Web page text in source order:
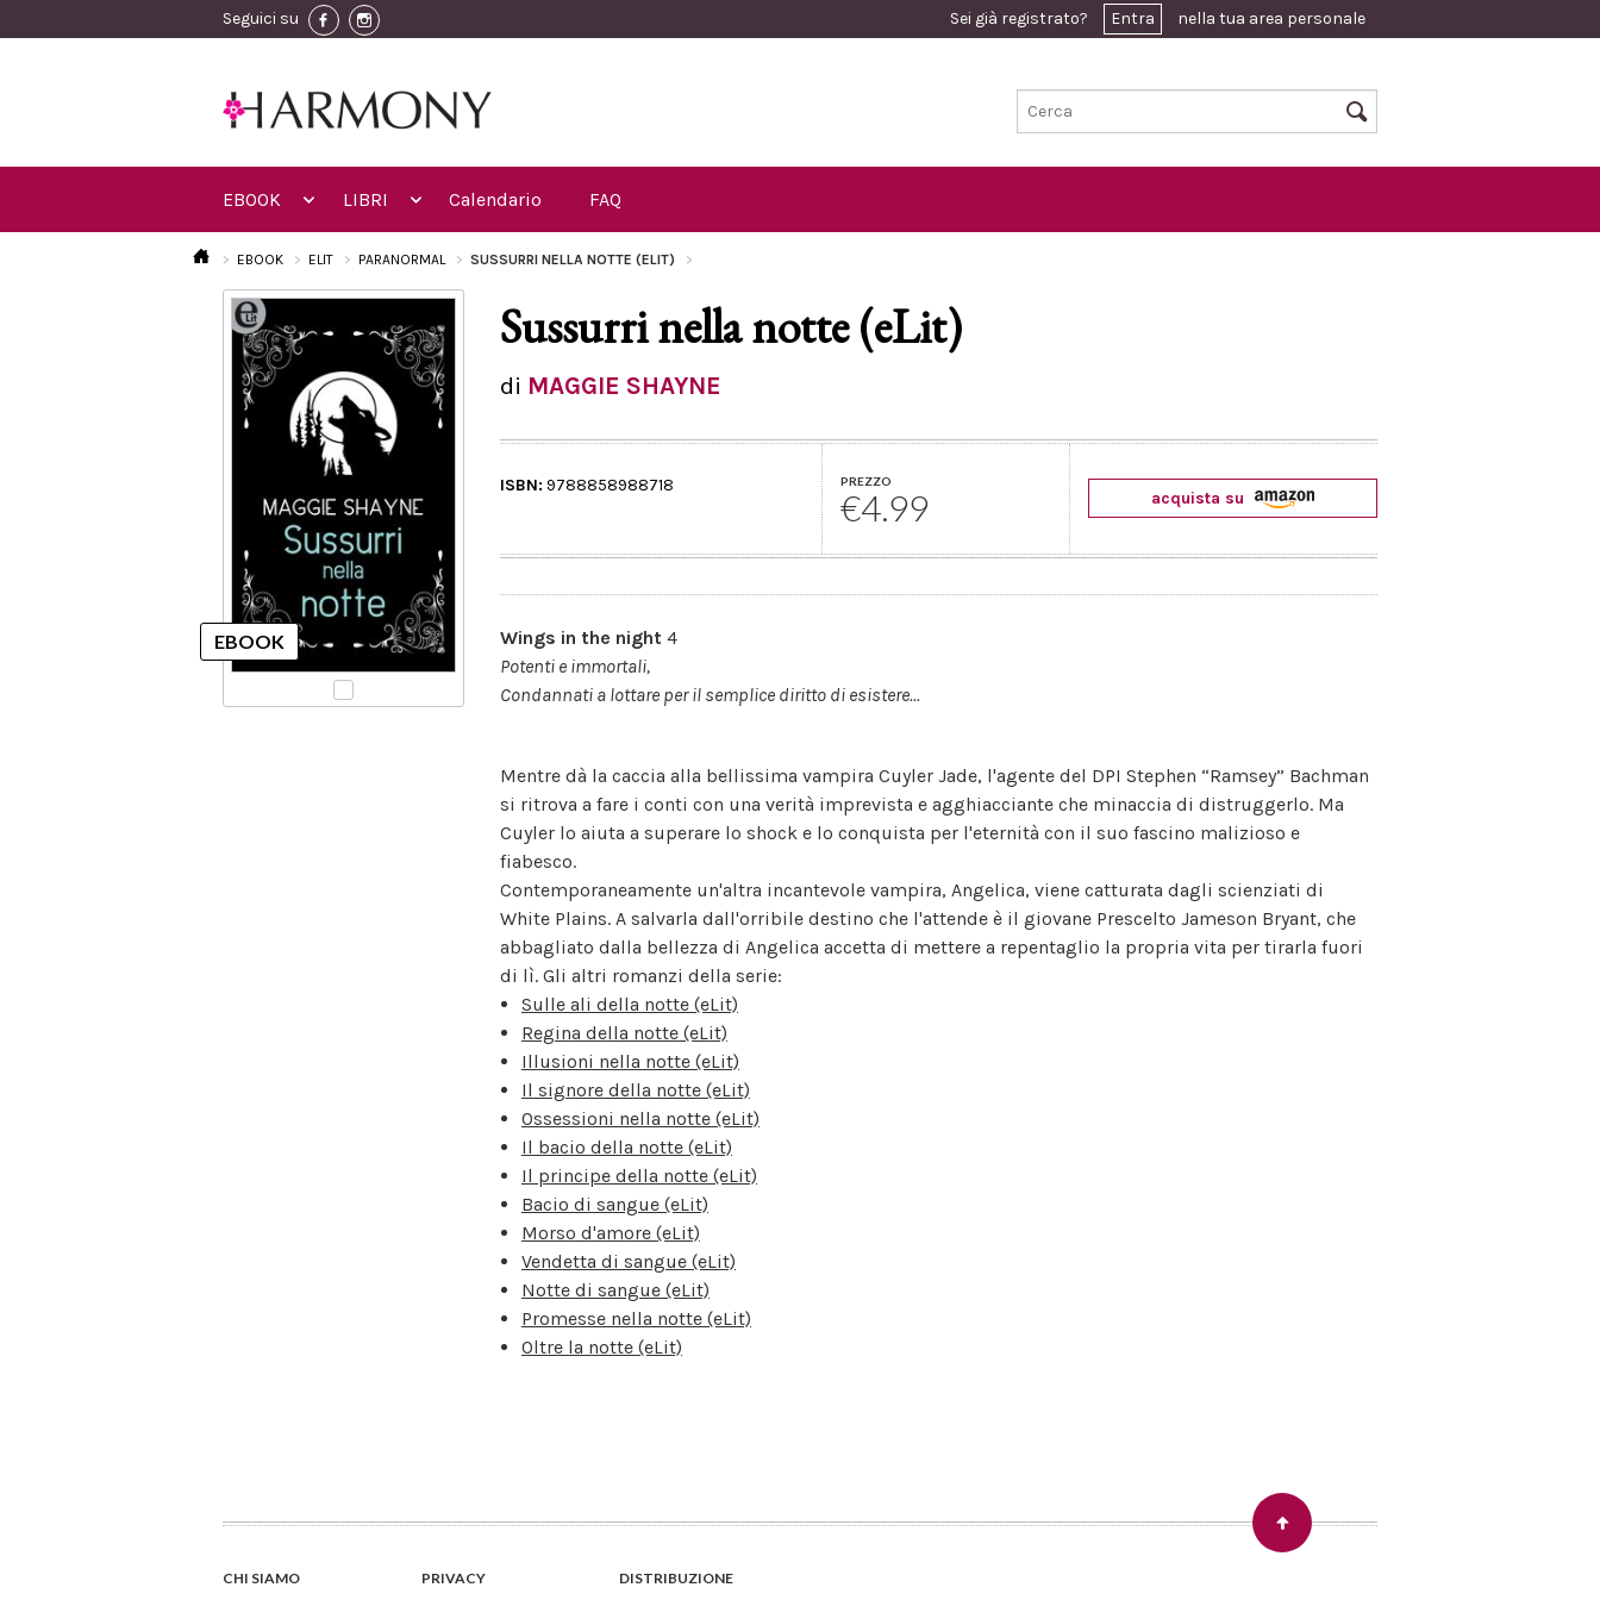
Seguici su Sei già registrato? Entra nella tua area personale
EBOOK LIBRI Calendario FAQ
EBOOK ELIT PARANORMAL SUSSURRI NELLA NOTTE (ELIT)
Sussurri nella notte (eLit)
di MAGGIE SHAYNE
ISBN: 9788858988718 PREZZO
€4.99 acquista su
Wings in the night 4
Potenti e immortali,
Condannati a lottare per il semplice diritto di esistere...
Mentre dà la caccia alla bellissima vampira Cuyler Jade, l'agente del DPI Stephen “Ramsey” Bachman
si ritrova a fare i conti con una verità imprevista e agghiacciante che minaccia di distruggerlo. Ma
Cuyler lo aiuta a superare lo shock e lo conquista per l'eternità con il suo fascino malizioso e
fiabesco.
Contemporaneamente un'altra incantevole vampira, Angelica, viene catturata dagli scienziati di
White Plains. A salvarla dall'orribile destino che l'attende è il giovane Prescelto Jameson Bryant, che
abbagliato dalla bellezza di Angelica accetta di mettere a repentaglio la propria vita per tirarla fuori
di lì. Gli altri romanzi della serie:
Sulle ali della notte (eLit)
Regina della notte (eLit)
Illusioni nella notte (eLit)
Il signore della notte (eLit)
Ossessioni nella notte (eLit)
Il bacio della notte (eLit)
Il principe della notte (eLit)
Bacio di sangue (eLit)
Morso d'amore (eLit)
Vendetta di sangue (eLit)
Notte di sangue (eLit)
Promesse nella notte (eLit)
Oltre la notte (eLit)
CHI SIAMO
PRIVACY
DISTRIBUZIONE